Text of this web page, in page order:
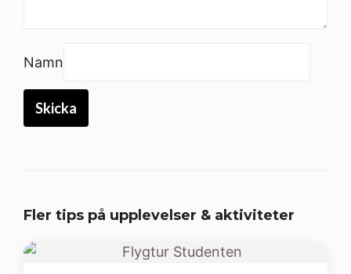
Namn
Fler tips på upplevelser & aktiviteter